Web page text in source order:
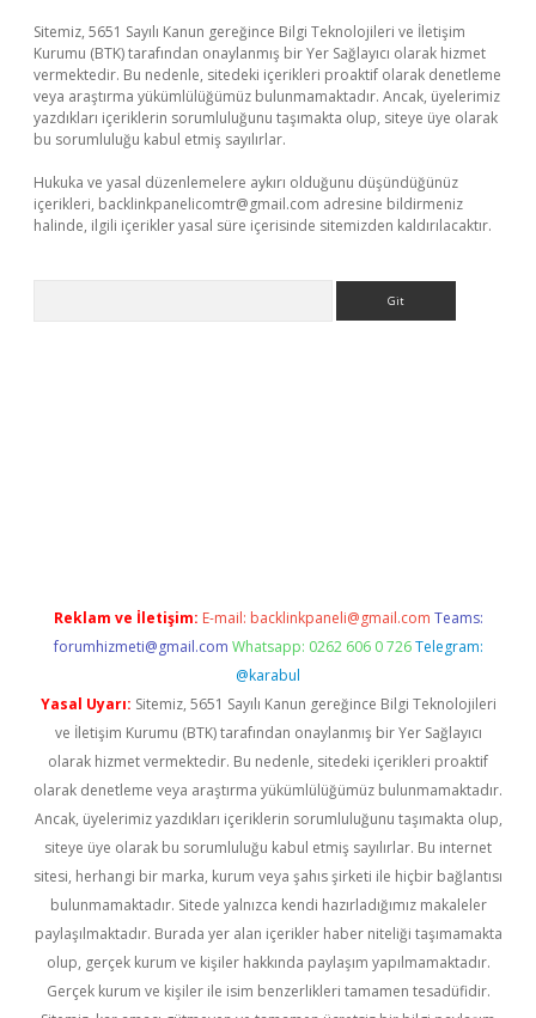
Sitemiz, 5651 Sayılı Kanun gereğince Bilgi Teknolojileri ve İletişim
Kurumu (BTK) tarafından onaylanmış bir Yer Sağlayıcı olarak hizmet
vermektedir. Bu nedenle, sitedeki içerikleri proaktif olarak denetleme
veya araştırma yükümlülüğümüz bulunmamaktadır. Ancak, üyelerimiz
yazdıkları içeriklerin sorumluluğunu taşımakta olup, siteye üye olarak
bu sorumluluğu kabul etmiş sayılırlar.
Hukuka ve yasal düzenlemelere aykırı olduğunu düşündüğünüz
içerikleri, backlinkpanelicomtr@gmail.com adresine bildirmeniz
halinde, ilgili içerikler yasal süre içerisinde sitemizden kaldırılacaktır.
Reklam ve İletişim: E-mail: backlinkpaneli@gmail.com Teams:
forumhizmeti@gmail.com Whatsapp: 0262 606 0 726 Telegram:
@karabul
Yasal Uyarı: Sitemiz, 5651 Sayılı Kanun gereğince Bilgi Teknolojileri
ve İletişim Kurumu (BTK) tarafından onaylanmış bir Yer Sağlayıcı
olarak hizmet vermektedir. Bu nedenle, sitedeki içerikleri proaktif
olarak denetleme veya araştırma yükümlülüğümüz bulunmamaktadır.
Ancak, üyelerimiz yazdıkları içeriklerin sorumluluğunu taşımakta olup,
siteye üye olarak bu sorumluluğu kabul etmiş sayılırlar. Bu internet
sitesi, herhangi bir marka, kurum veya şahıs şirketi ile hiçbir bağlantısı
bulunmamaktadır. Sitede yalnızca kendi hazırladığımız makaleler
paylaşılmaktadır. Burada yer alan içerikler haber niteliği taşımamakta
olup, gerçek kurum ve kişiler hakkında paylaşım yapılmamaktadır.
Gerçek kurum ve kişiler ile isim benzerlikleri tamamen tesadüfidir.